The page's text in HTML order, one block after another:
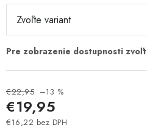
€22,95 –13 %
€19,95
€16,22 bez DPH